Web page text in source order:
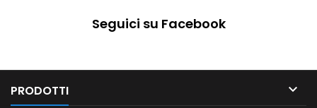
Seguici su Facebook
PRODOTTI 